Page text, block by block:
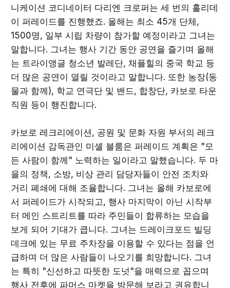
니케이션 코디네이터 다리엔 크로퍼는 세 번의 홀리데
이 퍼레이드를 진행했죠. 올해는 최소 45개 단체,
1500명, 일부 시립 차량이 참가할 예정이라고 그녀는
말합니다. 그녀는 행사 기간 동안 공연을 즐기며 올해
는 트라이앵글 청소년 발레단, 채플힐의 중국 학교 등
더 많은 공연이 열릴 것이라고 말합니다. 또한 농장(동
물과 함께), 학교 연극단 및 밴드, 합창단, 카보로 타운
직원 등이 행진합니다.
카보로 레크리에이션, 공원 및 문화 자원 부서의 레크
리에이션 감독관인 미셸 블룸은 퍼레이드 계획은 "모
든 사람이 함께" 노력하는 일이라고 말했습니다. 두 마
을의 정책, 소방, 비상 관리 담당자들이 안전 조치와
거리 폐쇄에 대해 조율합니다. 그녀는 올해 카보로에
서 퍼레이드가 시작되고, 행사 마지막이 아닌 시작부
터 메인 스트리트를 따라 주민들이 합류하는 모습을
보게 되어 기대가 큽니다. 그녀는 드레이크포드 빌딩
데크에 있는 무료 주차장을 이용할 수 있다는 점을 언
급하며 더 많은 사람들이 나오기를 희망합니다. 그녀
는 특히 "신선하고 따뜻한 도넛"을 매력으로 꼽으며
행사 전후에 파머스 마켓을 방문해 보라고 권유합니